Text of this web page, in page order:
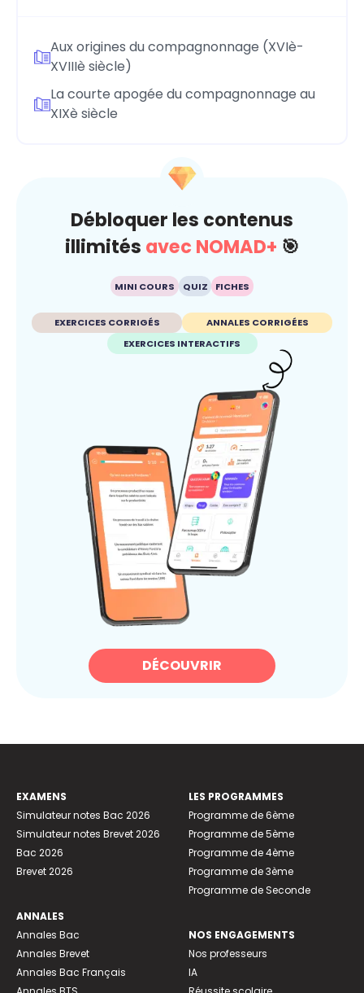
Aux origines du compagnonnage (XVIè-
XVIIIè siècle)
La courte apogée du compagnonnage au
XIXè siècle
Débloquer les contenus
illimités avec NOMAD+ 🎯
MINI COURS QUIZ FICHES
EXERCICES CORRIGÉS
ANNALES CORRIGÉES
EXERCICES INTERACTIFS
DÉCOUVRIR
EXAMENS
Simulateur notes Bac 2026
Simulateur notes Brevet 2026
Bac 2026
Brevet 2026
ANNALES
Annales Bac
Annales Brevet
Annales Bac Français
LES PROGRAMMES
Programme de 6ème
Programme de 5ème
Programme de 4ème
Programme de 3ème
Programme de Seconde
NOS ENGAGEMENTS
Nos professeurs
IA